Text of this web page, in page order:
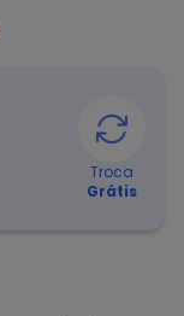
Troca
Grátis